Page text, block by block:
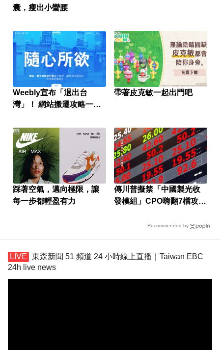
囊，瘦出小蠻腰
Weebly宣布「退出台
灣」！ 網站搬遷攻略一次
帶著皮克敏一起出門吧
PR
踩著空氣，邁向極限，讓
每一步都輕盈有力
PR
傳川普擬禁「中國製光收
發模組」CPO嗨翻7檔攻漲
Recommended by
東森新聞 51 頻道 24 小時線上直播｜Taiwan EBC
24h live news